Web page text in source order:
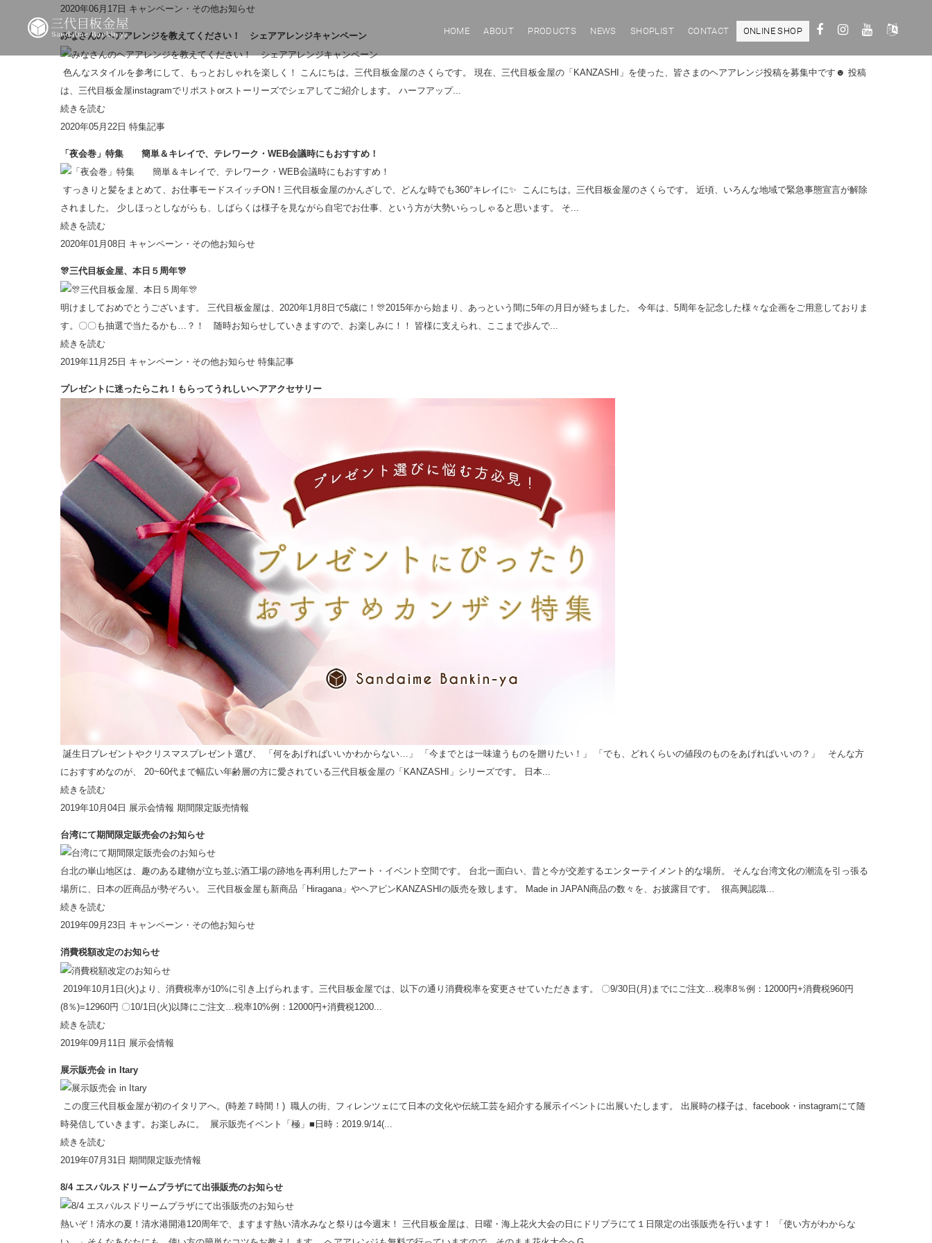
HOME ABOUT PRODUCTS NEWS SHOPLIST CONTACT ONLINE SHOP
2020年06月17日 キャンペーン・その他お知らせ
みなさんのヘアアレンジを教えてください！ シェアアレンジキャンペーン
色んなスタイルを参考にして、もっとおしゃれを楽しく！ こんにちは。三代目板金屋のさくらです。 現在、三代目板金屋の「KANZASHI」を使った、皆さまのヘアアレンジ投稿を募集中です☻ 投稿
は、三代目板金屋instagramでリポストorストーリーズでシェアしてご紹介します。 ハーフアップ...
続きを読む
2020年05月22日 特集記事
「夜会巻」特集 簡単＆キレイで、テレワーク・WEB会議時にもおすすめ！
すっきりと髪をまとめて、お仕事モードスイッチON！三代目板金屋のかんざしで、どんな時でも360°キレイに✨ こんにちは。三代目板金屋のさくらです。 近頃、いろんな地域で緊急事態宣言が解除
されました。 少しほっとしながらも、しばらくは様子を見ながら自宅でお仕事、という方が大勢いらっしゃると思います。 そ...
続きを読む
2020年01月08日 キャンペーン・その他お知らせ
🎊三代目板金屋、本日５周年🎊
明けましておめでとうございます。 三代目板金屋は、2020年1月8日で5歳に！🎊2015年から始まり、あっという間に5年の月日が経ちました。 今年は、5周年を記念した様々な企画をご用意しておりま
す。〇〇も抽選で当たるかも…？！ 随時お知らせしていきますので、お楽しみに！！ 皆様に支えられ、ここまで歩んで...
続きを読む
2019年11月25日 キャンペーン・その他お知らせ 特集記事
プレゼントに迷ったらこれ！もらってうれしいヘアアクセサリー
誕生日プレゼントやクリスマスプレゼント選び、 「何をあげればいいかわからない…」 「今までとは一味違うものを贈りたい！」 「でも、どれくらいの値段のものをあげればいいの？」 そんな方
におすすめなのが、 20~60代まで幅広い年齢層の方に愛されている三代目板金屋の「KANZASHI」シリーズです。 日本...
続きを読む
2019年10月04日 展示会情報 期間限定販売情報
台湾にて期間限定販売会のお知らせ
台北の崋山地区は、趣のある建物が立ち並ぶ酒工場の跡地を再利用したアート・イベント空間です。 台北一面白い、昔と今が交差するエンターテイメント的な場所。 そんな台湾文化の潮流を引っ張る
場所に、日本の匠商品が勢ぞろい。 三代目板金屋も新商品「Hiragana」やヘアピンKANZASHIの販売を致します。 Made in JAPAN商品の数々を、お披露目です。 很高興認識...
続きを読む
2019年09月23日 キャンペーン・その他お知らせ
消費税額改定のお知らせ
2019年10月1日(火)より、消費税率が10%に引き上げられます。三代目板金屋では、以下の通り消費税率を変更させていただきます。 〇9/30日(月)までにご注文…税率8％例：12000円+消費税960円
(8％)=12960円 〇10/1日(火)以降にご注文…税率10%例：12000円+消費税1200...
続きを読む
2019年09月11日
展示会情報
展示販売会 in Itary
この度三代目板金屋が初のイタリアへ。(時差７時間！) 職人の街、フィレンツェにて日本の文化や伝統工芸を紹介する展示イベントに出展いたします。 出展時の様子は、facebook・instagramにて随
時発信していきます。お楽しみに。 展示販売イベント「極」■日時：2019.9/14(...
続きを読む
2019年07月31日 期間限定販売情報
8/4 エスパルスドリームプラザにて出張販売のお知らせ
熱いぞ！清水の夏！清水港開港120周年で、ますます熱い清水みなと祭りは今週末！ 三代目板金屋は、日曜・海上花火大会の日にドリプラにて１日限定の出張販売を行います！ 「使い方がわからな